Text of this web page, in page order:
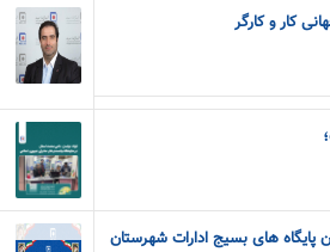
کار و کارگر
پایگاه های بسیج ادارات شهرستان